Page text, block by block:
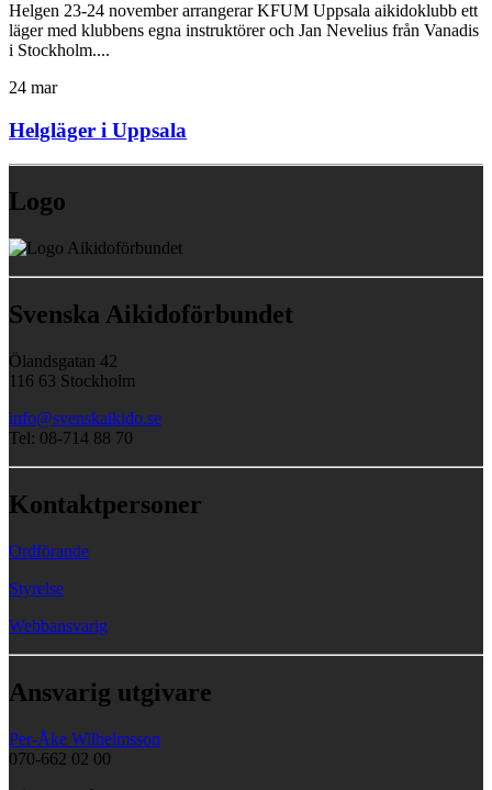
Helgen 23-24 november arrangerar KFUM Uppsala aikidoklubb ett
läger med klubbens egna instruktörer och Jan Nevelius från Vanadis
i Stockholm....
24 mar
Helgläger i Uppsala
Logo
Svenska Aikidoförbundet
Ölandsgatan 42
116 63 Stockholm
info@svenskaikido.se
Tel: 08-714 88 70
Kontaktpersoner
Ordförande
Styrelse
Webbansvarig
Ansvarig utgivare
Per-Åke Wilhelmsson
070-662 02 00